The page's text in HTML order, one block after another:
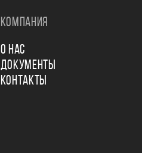
КОМПАНИЯ
О НАС
ДОКУМЕНТЫ
КОНТАКТЫ